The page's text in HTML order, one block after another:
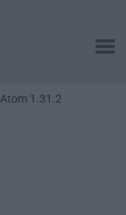
Atom 1.31.2